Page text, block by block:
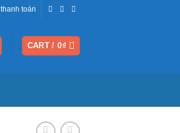
toán
CART /0₫